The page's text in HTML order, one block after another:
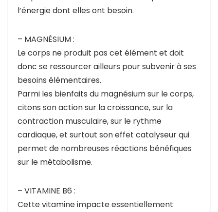
l’énergie dont elles ont besoin.
– MAGNÉSIUM :
Le corps ne produit pas cet élément et doit
donc se ressourcer ailleurs pour subvenir à ses
besoins élémentaires.
Parmi les bienfaits du magnésium sur le corps,
citons son action sur la croissance, sur la
contraction musculaire, sur le rythme
cardiaque, et surtout son effet catalyseur qui
permet de nombreuses réactions bénéfiques
sur le métabolisme.
– VITAMINE B6 :
Cette vitamine impacte essentiellement